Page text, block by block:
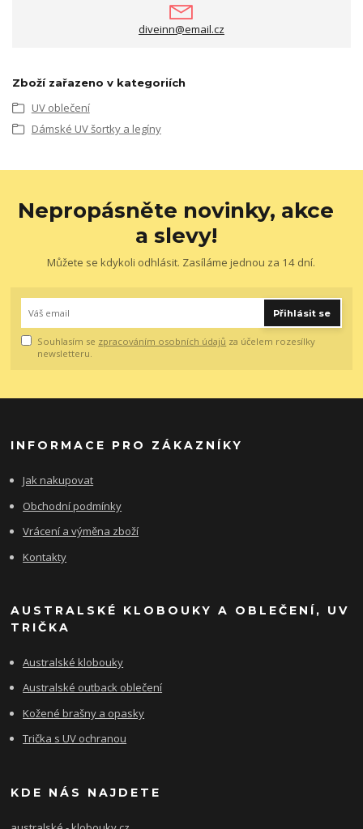
diveinn@email.cz
Zboží zařazeno v kategoriích
UV oblečení
Dámské UV šortky a legíny
Nepropásněte novinky, akce
a slevy!
Můžete se kdykoli odhlásit. Zasíláme jednou za 14 dní.
Přihlásit se
Souhlasím se zpracováním osobních údajů za účelem rozesílky
newsletteru.
INFORMACE PRO ZÁKAZNÍKY
Jak nakupovat
Obchodní podmínky
Vrácení a výměna zboží
Kontakty
AUSTRALSKÉ KLOBOUKY A OBLEČENÍ, UV
TRIČKA
Australské klobouky
Australské outback oblečení
Kožené brašny a opasky
Trička s UV ochranou
KDE NÁS NAJDETE